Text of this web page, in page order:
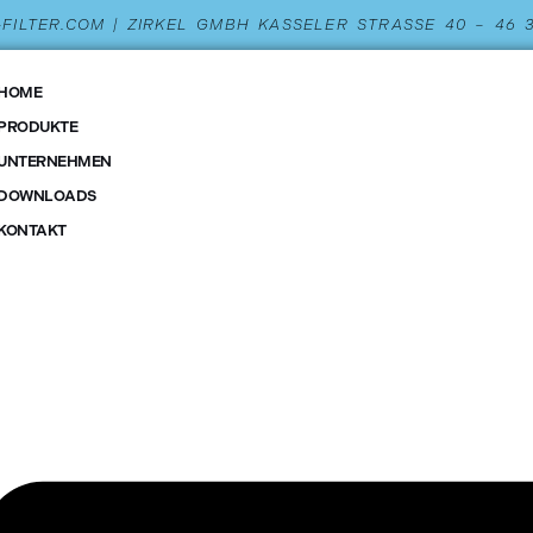
| ZIRKEL GMBH KASSELER STRASSE 40 – 46